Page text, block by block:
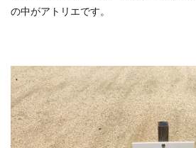
の中がアトリエです。